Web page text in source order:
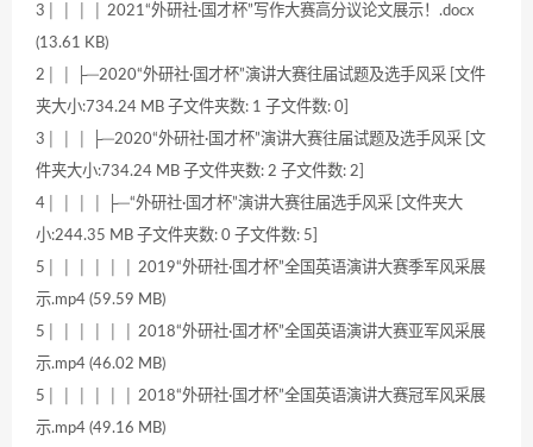
3│ │ │ │ 2021“外研社·国才杯”写作大赛高分议论文展示！.docx
(13.61 KB)
2│ │ ├─2020“外研社·国才杯”演讲大赛往届试题及选手风采 [文件
夹大小:734.24 MB 子文件夹数: 1 子文件数: 0]
3│ │ │ ├─2020“外研社·国才杯”演讲大赛往届试题及选手风采 [文
件夹大小:734.24 MB 子文件夹数: 2 子文件数: 2]
4│ │ │ │ ├─“外研社·国才杯”演讲大赛往届选手风采 [文件夹大
小:244.35 MB 子文件夹数: 0 子文件数: 5]
5│ │ │ │ │ │ 2019“外研社·国才杯”全国英语演讲大赛季军风采展
示.mp4 (59.59 MB)
5│ │ │ │ │ │ 2018“外研社·国才杯”全国英语演讲大赛亚军风采展
示.mp4 (46.02 MB)
5│ │ │ │ │ │ 2018“外研社·国才杯”全国英语演讲大赛冠军风采展
示.mp4 (49.16 MB)